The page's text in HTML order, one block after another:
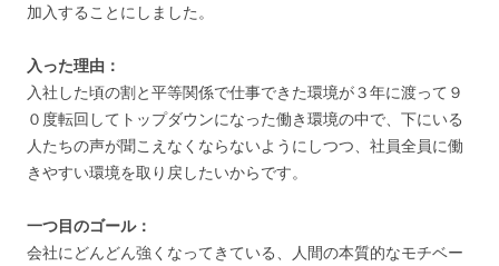
加入することにしました。
入った理由：
入社した頃の割と平等関係で仕事できた環境が３年に渡って９
０度転回してトップダウンになった働き環境の中で、下にいる
人たちの声が聞こえなくならないようにしつつ、社員全員に働
きやすい環境を取り戻したいからです。
一つ目のゴール：
会社にどんどん強くなってきている、人間の本質的なモチベー